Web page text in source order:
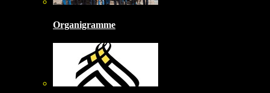
Organigramme